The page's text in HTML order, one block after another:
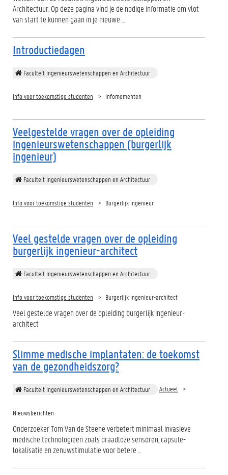
Architectuur. Op deze pagina vind je de nodige informatie om vlot
van start te kunnen gaan in je nieuwe ...
Introductiedagen
Faculteit Ingenieurswetenschappen en Architectuur
Info voor toekomstige studenten infomomenten
Veelgestelde vragen over de opleiding
ingenieurswetenschappen (burgerlijk
ingenieur)
Faculteit Ingenieurswetenschappen en Architectuur
Info voor toekomstige studenten Burgerlijk ingenieur
Veel gestelde vragen over de opleiding
burgerlijk ingenieur-architect
Faculteit Ingenieurswetenschappen en Architectuur
Info voor toekomstige studenten Burgerlijk ingenieur-architect
Veel gestelde vragen over de opleiding burgerlijk ingenieur-
architect
Slimme medische implantaten: de toekomst
van de gezondheidszorg?
Faculteit Ingenieurswetenschappen en Architectuur Actueel
Nieuwsberichten
Onderzoeker Tom Van de Steene verbetert minimaal invasieve
medische technologieën zoals draadloze sensoren, capsule-
lokalisatie en zenuwstimulatie voor betere ...